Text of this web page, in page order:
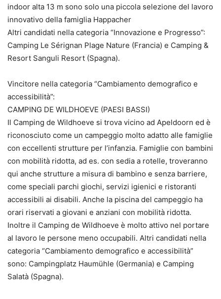
indoor alta 13 m sono solo una piccola selezione del lavoro
innovativo della famiglia Happacher
Altri candidati nella categoria “Innovazione e Progresso”:
Camping Le Sérignan Plage Nature (Francia) e Camping &
Resort Sanguli Resort (Spagna).
Vincitore nella categoria “Cambiamento demografico e
accessibilità”:
CAMPING DE WILDHOEVE (PAESI BASSI)
Il Camping de Wildhoeve si trova vicino ad Apeldoorn ed è
riconosciuto come un campeggio molto adatto alle famiglie
con eccellenti strutture per l’infanzia. Famiglie con bambini
con mobilità ridotta, ad es. con sedia a rotelle, troveranno
qui anche strutture a misura di bambino e senza barriere,
come speciali parchi giochi, servizi igienici e ristoranti
accessibili ai disabili. Anche la piscina del campeggio ha
orari riservati a giovani e anziani con mobilità ridotta.
Inoltre il Camping de Wildhoeve è molto attivo nel portare
al lavoro le persone meno occupabili. Altri candidati nella
categoria “Cambiamento demografico e accessibilità”
sono: Campingplatz Haumühle (Germania) e Camping
Salatà (Spagna).